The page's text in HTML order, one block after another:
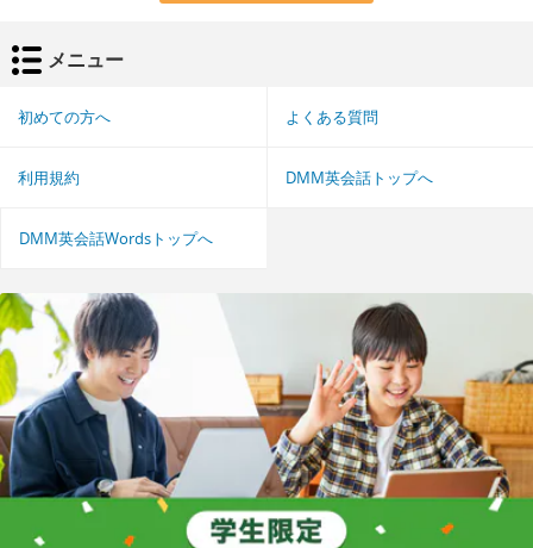
メニュー
初めての方へ よくある質問
利用規約 DMM英会話トップへ
DMM英会話Wordsトップへ